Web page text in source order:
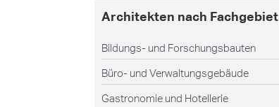
Architekten nach Fachgebiet
Bildungs- und Forschungsbauten
Büro- und Verwaltungsgebäude
Gastronomie und Hotellerie